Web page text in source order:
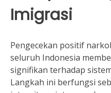
Imigrasi
Pengecekan positif
seluruh Indonesia
signifikan terhadap
Langkah ini berfungsi